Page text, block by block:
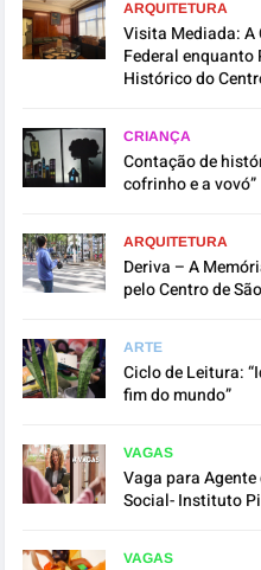
ARQUITETURA
Visita Mediada: A
Federal
Histórico do
CRIANÇA
Contação de
cofrinho e a vovó”
ARQUITETURA
Deriva – A
pelo Centro de
ARTE
Ciclo de Leitura:
fim do mundo”
VAGAS
Vaga para
Social- Instituto
VAGAS